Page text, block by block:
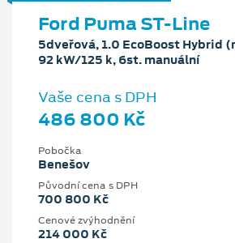
Ford Puma ST-Line
5dveřová, 1.0 EcoBoost Hybrid
92 kW/125 k, 6st. manuální
Vaše cena s DPH
486 800 Kč
Pobočka
Benešov
Původní cena s DPH
700 800 Kč
Cenové zvýhodnění
214 000 Kč